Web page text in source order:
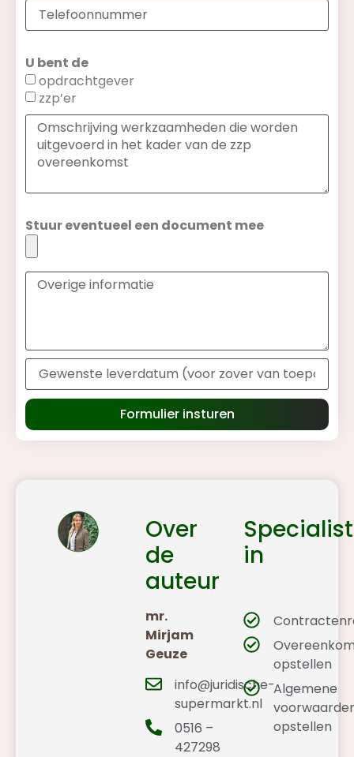
U bent de
opdrachtgever
zzp’er
Stuur eventueel een document mee
Formulier insturen
Over
de
auteur
mr.
Mirjam
Geuze
info@juridische-
supermarkt.nl
0516 –
427298
Specialist
in
opstellen
Algemene
opstellen